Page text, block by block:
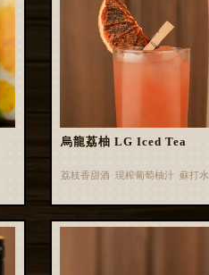
烏龍荔柚 LG Iced Tea
荔枝香甜酒 現榨葡萄柚汁 蘇打水